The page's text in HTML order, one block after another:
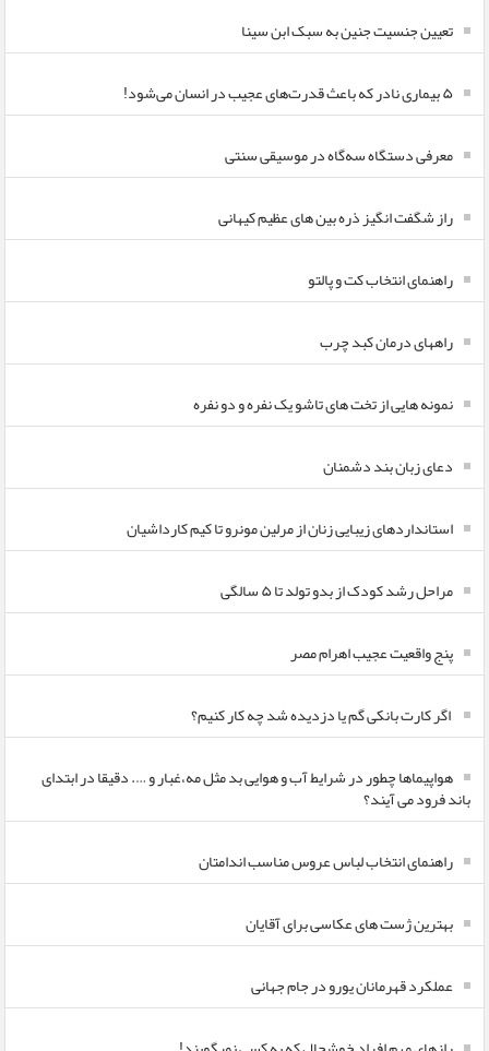
تعیین جنسیت جنین به سبک ابن سینا
۵ بیماری نادر که باعث قدرت‌های عجیب در انسان می‌شود!
معرفی دستگاه سه‌گاه در موسیقی سنتی
راز شگفت انگیز ذره بین های عظیم کیهانی
راهنمای انتخاب کت و پالتو
راههای درمان کبد چرب
نمونه هایی از تخت های تاشو یک نفره و دو نفره
دعای زبان بند دشمنان
استانداردهای زیبایی زنان از مرلین مونرو تا کیم کارداشیان
مراحل رشد کودک از بدو تولد تا ۵ سالگی
پنج واقعیت عجیب اهرام مصر
اگر کارت بانکی گم یا دزدیده شد چه کار کنیم؟
هواپیماها چطور در شرایط آب و هوایی بد مثل مه،غبار و …. دقیقا در ابتدای
باند فرود می آیند؟
راهنمای انتخاب لباس عروس مناسب اندامتان
بهترین ژست های عکاسی برای آقایان
عملکرد قهرمانان یورو در جام جهانی